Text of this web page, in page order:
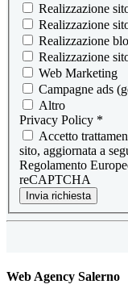
Realizzazione
Realizzazione
Realizzazione
Realizzazione
Web Marketing
Campagne ads
Altro
Privacy Policy *
Accetto
sito, aggiornata a
Regolamento
reCAPTCHA
Invia richiesta
Web Agency Salerno